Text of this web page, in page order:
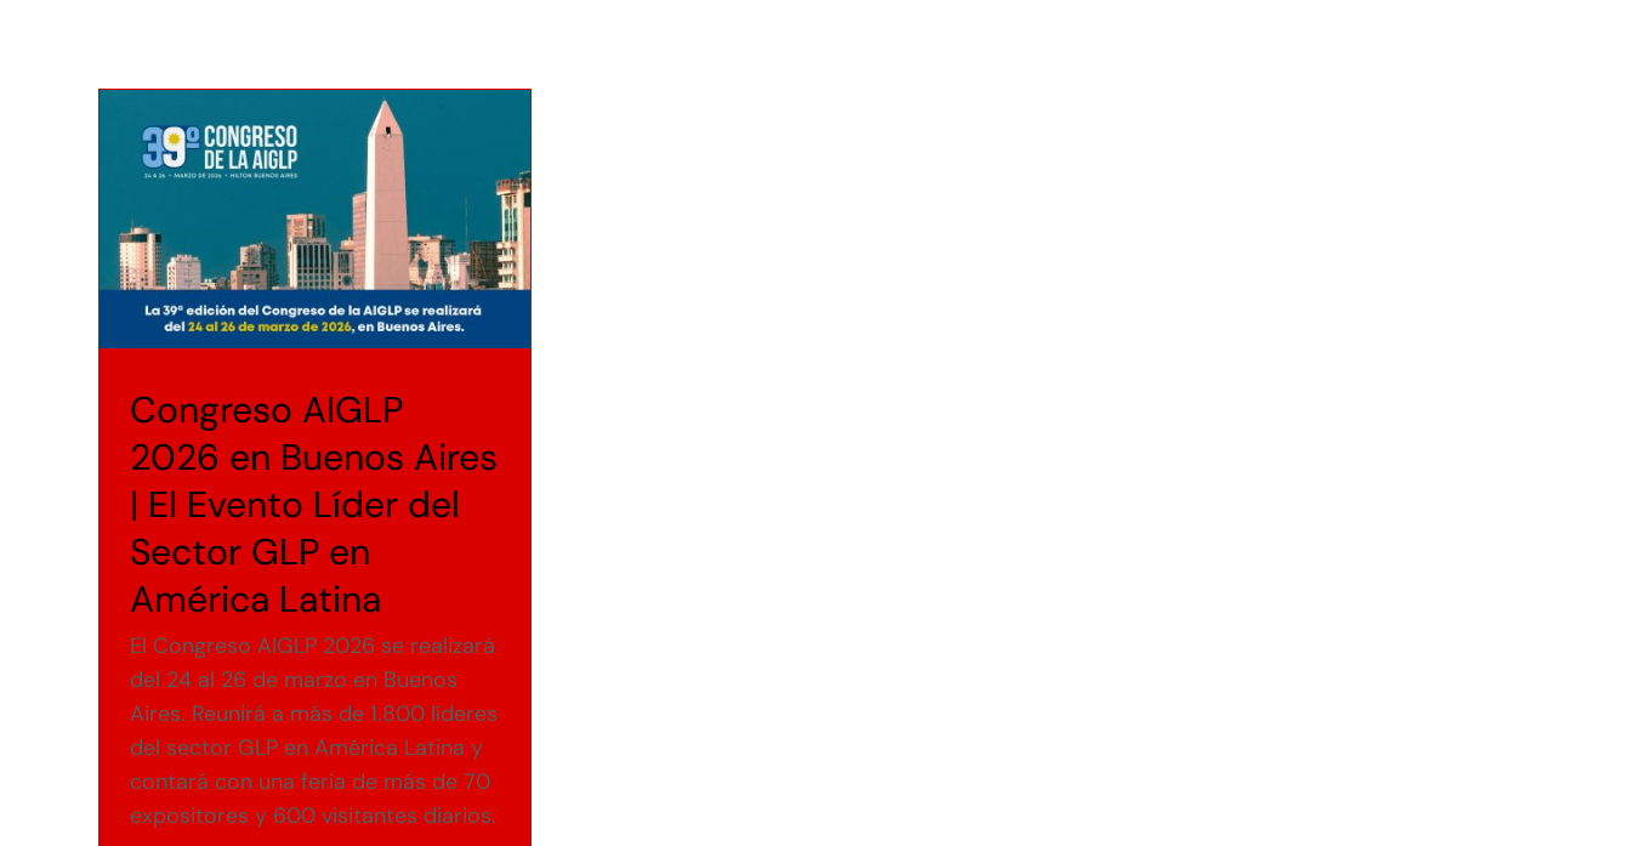
Congreso AIGLP
2026 en Buenos Aires
| El Evento Líder del
Sector GLP en
América Latina
El Congreso AIGLP 2026 se realizará
del 24 al 26 de marzo en Buenos
Aires. Reunirá a más de 1.800 líderes
del sector GLP en América Latina y
contará con una feria de más de 70
expositores y 600 visitantes diarios.